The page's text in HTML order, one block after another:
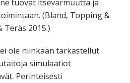
tuovat itsevarmuutta ja
(Bland, Topping &
Teräs 2015.)
ole niinkään tarkastellut
simulaatiot
Perinteisesti